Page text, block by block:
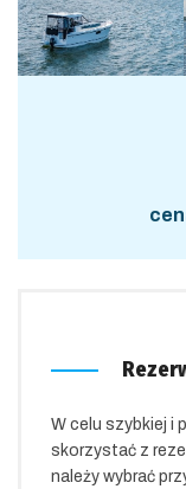
W celu szybkiej i
skorzystać z
należy wybrać